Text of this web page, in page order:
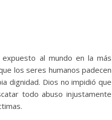
al mundo en la más
los seres humanos padecen
dignidad. Dios no impidió que
todo abuso injustamente